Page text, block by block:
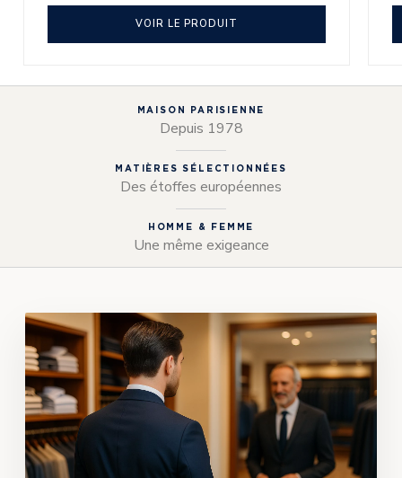
VOIR LE PRODUIT
MAISON PARISIENNE
Depuis 1978
MATIÈRES SÉLECTIONNÉES
Des étoffes européennes
HOMME & FEMME
Une même exigeance